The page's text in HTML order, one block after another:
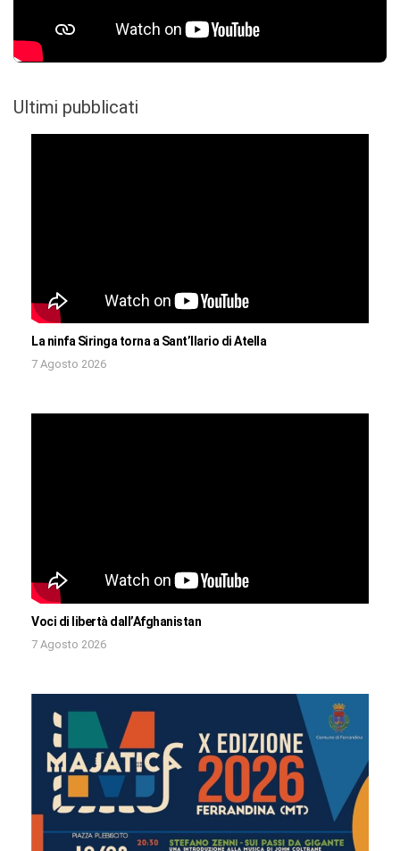
Ultimi pubblicati
La ninfa Siringa torna a Sant’Ilario di Atella
7 Agosto 2026
Voci di libertà dall’Afghanistan
7 Agosto 2026